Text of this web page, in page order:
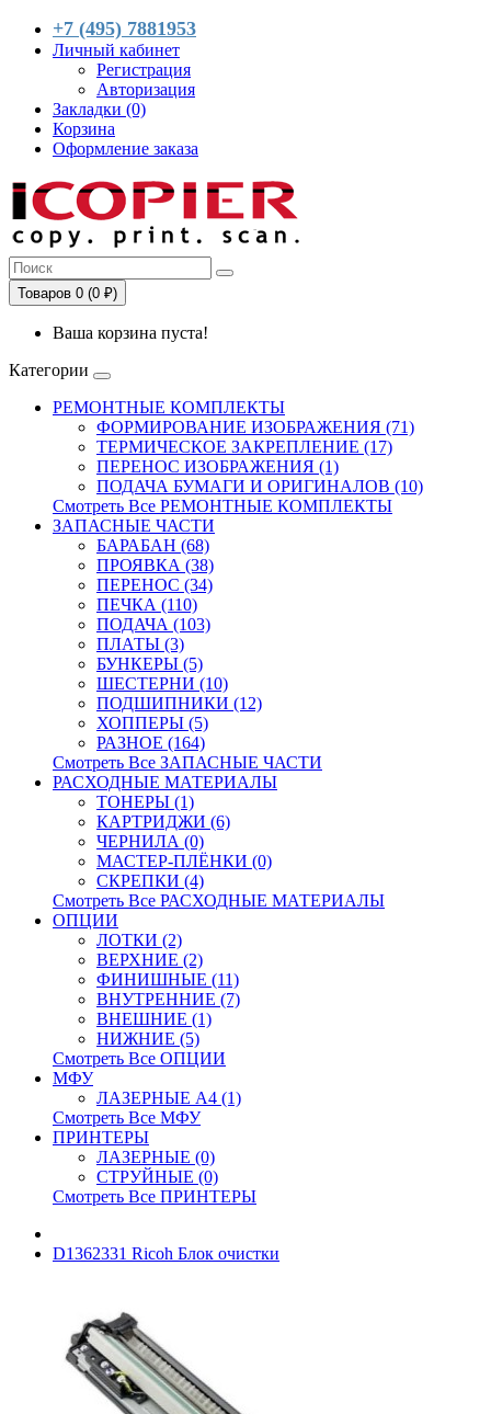
+7 (495) 7881953
Личный кабинет
Регистрация
Авторизация
Закладки (0)
Корзина
Оформление заказа
Товаров 0 (0 ₽)
Ваша корзина пуста!
Категории
РЕМОНТНЫЕ КОМПЛЕКТЫ
ФОРМИРОВАНИЕ ИЗОБРАЖЕНИЯ (71)
ТЕРМИЧЕСКОЕ ЗАКРЕПЛЕНИЕ (17)
ПЕРЕНОС ИЗОБРАЖЕНИЯ (1)
ПОДАЧА БУМАГИ И ОРИГИНАЛОВ (10)
Смотреть Все РЕМОНТНЫЕ КОМПЛЕКТЫ
ЗАПАСНЫЕ ЧАСТИ
БАРАБАН (68)
ПРОЯВКА (38)
ПЕРЕНОС (34)
ПЕЧКА (110)
ПОДАЧА (103)
ПЛАТЫ (3)
БУНКЕРЫ (5)
ШЕСТЕРНИ (10)
ПОДШИПНИКИ (12)
ХОППЕРЫ (5)
РАЗНОЕ (164)
Смотреть Все ЗАПАСНЫЕ ЧАСТИ
РАСХОДНЫЕ МАТЕРИАЛЫ
ТОНЕРЫ (1)
КАРТРИДЖИ (6)
ЧЕРНИЛА (0)
МАСТЕР-ПЛЁНКИ (0)
СКРЕПКИ (4)
Смотреть Все РАСХОДНЫЕ МАТЕРИАЛЫ
ОПЦИИ
ЛОТКИ (2)
ВЕРХНИЕ (2)
ФИНИШНЫЕ (11)
ВНУТРЕННИЕ (7)
ВНЕШНИЕ (1)
НИЖНИЕ (5)
Смотреть Все ОПЦИИ
МФУ
ЛАЗЕРНЫЕ A4 (1)
Смотреть Все МФУ
ПРИНТЕРЫ
ЛАЗЕРНЫЕ (0)
СТРУЙНЫЕ (0)
Смотреть Все ПРИНТЕРЫ
D1362331 Ricoh Блок очистки